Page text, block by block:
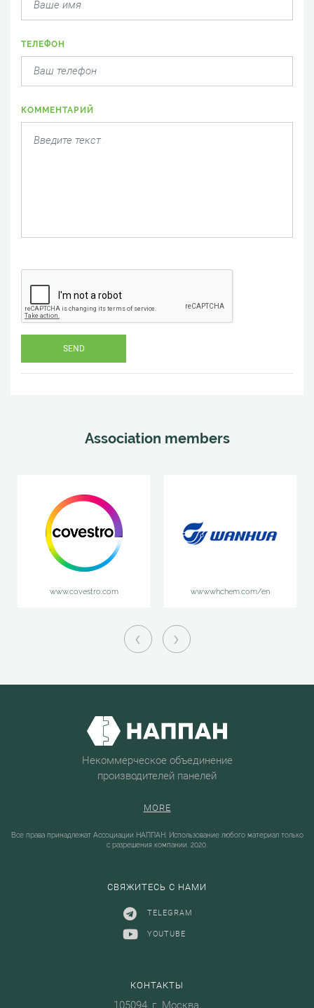
ТЕЛЕФОН
КОММЕНТАРИЙ
Association members
www.covestro.com www.whchem.com/en
‹ ›
Некоммерческое объединение
производителей панелей
MORE
Все права принадлежат Ассоциации НАППАН. Использование любого материал только
с разрешения компании. 2020.
СВЯЖИТЕСЬ С НАМИ
TELEGRAM
YOUTUBE
КОНТАКТЫ
105094, г. Москва,